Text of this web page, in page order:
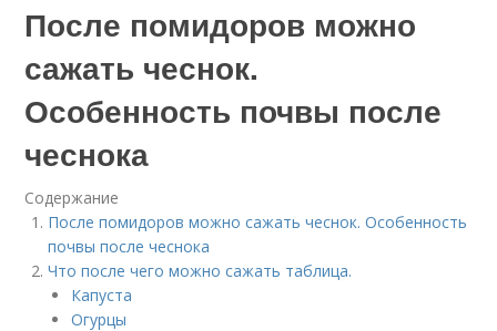
После помидоров можно
сажать чеснок.
Особенность почвы после
чеснока
Содержание
После помидоров можно сажать чеснок. Особенность
почвы после чеснока
Что после чего можно сажать таблица.
Капуста
Огурцы